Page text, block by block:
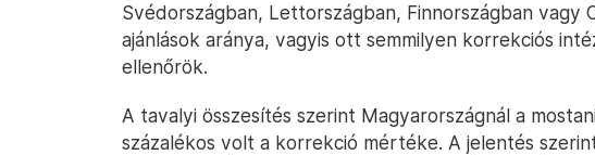
Svédországban, Lettországban, Finnországban vagy
ajánlások aránya, vagyis ott semmilyen korrekciós
ellenőrök.
A tavalyi összesítés szerint Magyarországnál a
százalékos volt a korrekció mértéke. A jelentés